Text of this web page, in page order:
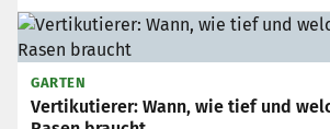
GARTEN
Vertikutierer: Wann, wie tief und